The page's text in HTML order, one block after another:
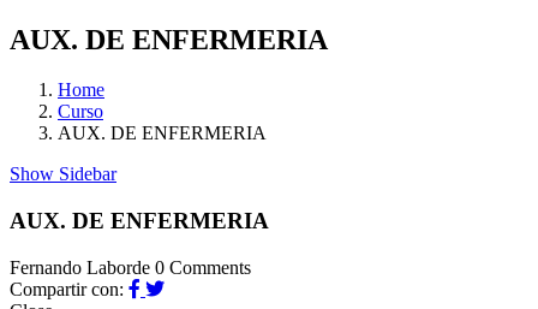
AUX. DE ENFERMERIA
Home
Curso
AUX. DE ENFERMERIA
Show Sidebar
AUX. DE ENFERMERIA
Fernando Laborde 0 Comments
Compartir con: